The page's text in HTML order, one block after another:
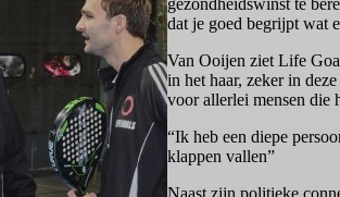
dat je goed begrijpt wat
Van Ooijen ziet Life
in het haar, zeker in
voor allerlei mensen die
“Ik heb een diepe
klappen vallen”
Naast zijn politieke